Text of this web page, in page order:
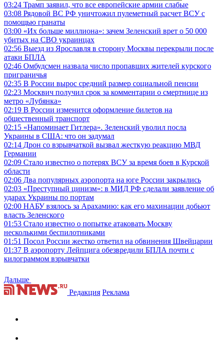
03:24 Трамп заявил, что все европейские армии слабые
03:08 Рядовой ВС РФ уничтожил пулеметный расчет ВСУ с
помощью гранаты
03:00 «Их больше миллиона»: зачем Зеленский врет о 50 000
убитых на СВО украинцах
02:56 Выезд из Ярославля в сторону Москвы перекрыли после
атаки БПЛА
02:46 Омбудсмен назвала число пропавших жителей курского
приграничья
02:35 В России вырос средний размер социальной пенсии
02:23 Москвич получил срок за комментарии о смертнице из
метро «Лубянка»
02:19 В России изменится оформление билетов на
общественный транспорт
02:15 «Напоминает Гитлера». Зеленский уволил посла
Украины в США: что он задумал
02:14 Дрон со взрывчаткой вызвал жесткую реакцию МВД
Германии
02:09 Стало известно о потерях ВСУ за время боев в Курской
области
02:06 Два популярных аэропорта на юге России закрылись
02:03 «Преступный цинизм»: в МИД РФ сделали заявление об
ударах Украины по портам
02:00 НАБУ взялось за Арахамию: как его махинации добьют
власть Зеленского
01:53 Стало известно о попытке атаковать Москву
несколькими беспилотниками
01:51 Посол России жестко ответил на обвинения Швейцарии
01:37 В аэропорту Лейпцига обезвредили БПЛА почти с
килограммом взрывчатки
Дальше
Редакция Реклама